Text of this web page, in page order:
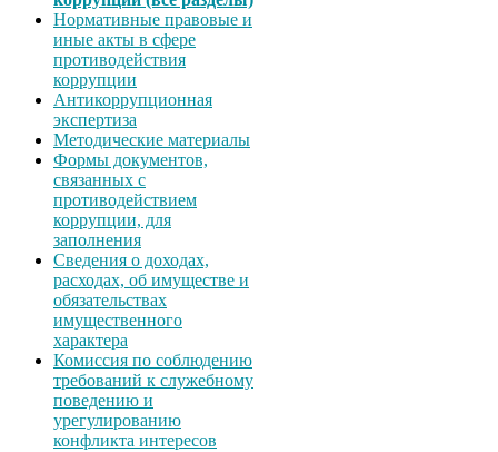
Нормативные правовые и
иные акты в сфере
противодействия
коррупции
Антикоррупционная
экспертиза
Методические материалы
Формы документов,
связанных с
противодействием
коррупции, для
заполнения
Сведения о доходах,
расходах, об имуществе и
обязательствах
имущественного
характера
Комиссия по соблюдению
требований к служебному
поведению и
урегулированию
конфликта интересов